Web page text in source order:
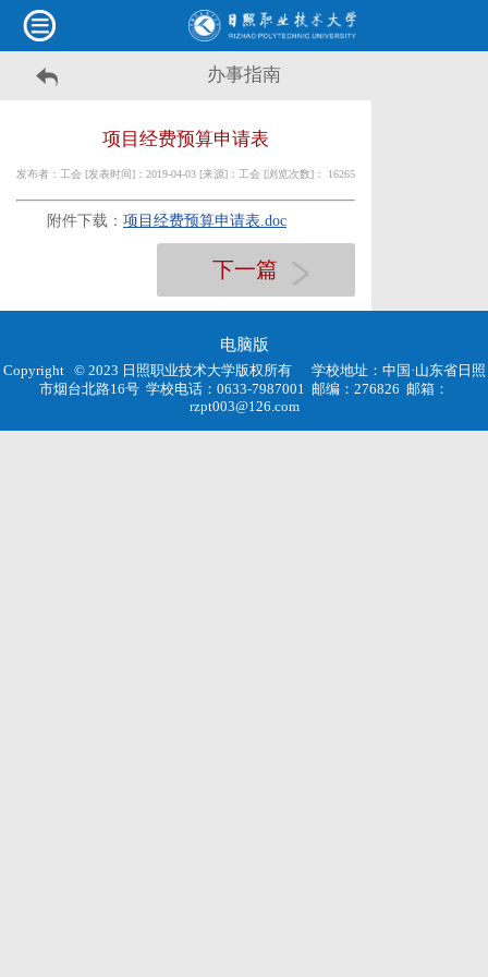
办事指南
项目经费预算申请表
发布者：工会 [发表时间]：2019-04-03 [来源]：工会 [浏览次数]： 16265
附件下载： 项目经费预算申请表.doc
下一篇
电脑版
Copyright © 2023 日照职业技术大学版权所有
学校地址：中国·山东省日照
市烟台北路16号 学校电话：0633-7987001 邮编：276826 邮箱：
rzpt003@126.com